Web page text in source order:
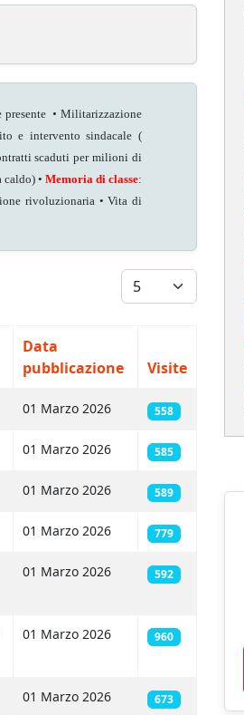
•Militarizzazione
e intervento sindacale (
scaduti per milioni di
• Memoria di classe:
rivoluzionaria • Vita di
Visualizza #
Data
pubblicazione
Visite
01 Marzo 2026 558
01 Marzo 2026 585
01 Marzo 2026 589
01 Marzo 2026 779
01 Marzo 2026 592
01 Marzo 2026 960
01 Marzo 2026 673